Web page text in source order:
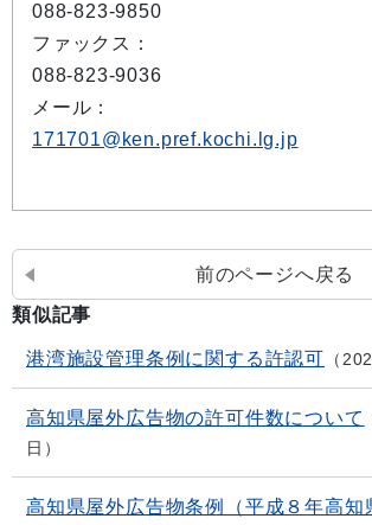
088-823-9850
ファックス：
088-823-9036
メール：
171701@ken.pref.kochi.lg.jp
前のページへ戻る
類似記事
港湾施設管理条例に関する許認可
高知県屋外広告物の許可件数について
日
高知県屋外広告物条例（平成８年高知